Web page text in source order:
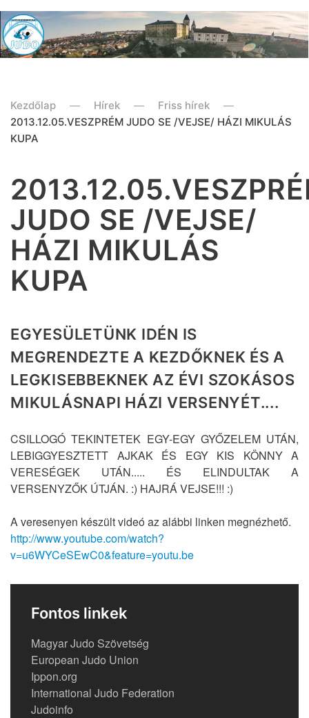
Kezdőlap Hírek
Friss hírek
2013.12.05.VESZPRÉM JUDO SE /VEJSE/ HÁZI MIKULÁS
KUPA
JUDO SE /VEJSE/
HÁZI MIKULÁS
KUPA
EGYESÜLETÜNK IDÉN IS
MEGRENDEZTE A KEZDŐKNEK ÉS A
LEGKISEBBEKNEK AZ ÉVI SZOKÁSOS
MIKULÁSNAPI HÁZI VERSENYÉT....
CSILLOGÓ TEKINTETEK EGY-EGY GYŐZELEM UTÁN,
LEBIGGYESZTETT AJKAK ÉS EGY KIS KÖNNY A
VERESÉGEK UTÁN..... ÉS ELINDULTAK A
VERSENYZŐK ÚTJÁN. :) HAJRÁ VEJSE!!! :)
A veresenyen készült videó az alábbi linken megnézhető.
http://www.youtube.com/watch?
v=u6WYCeSEwC0&feature=youtu.be
Fontos linkek
Magyar Judo Szövetség
European Judo Union
Ippon.org
International Judo Federation
Judoinfo